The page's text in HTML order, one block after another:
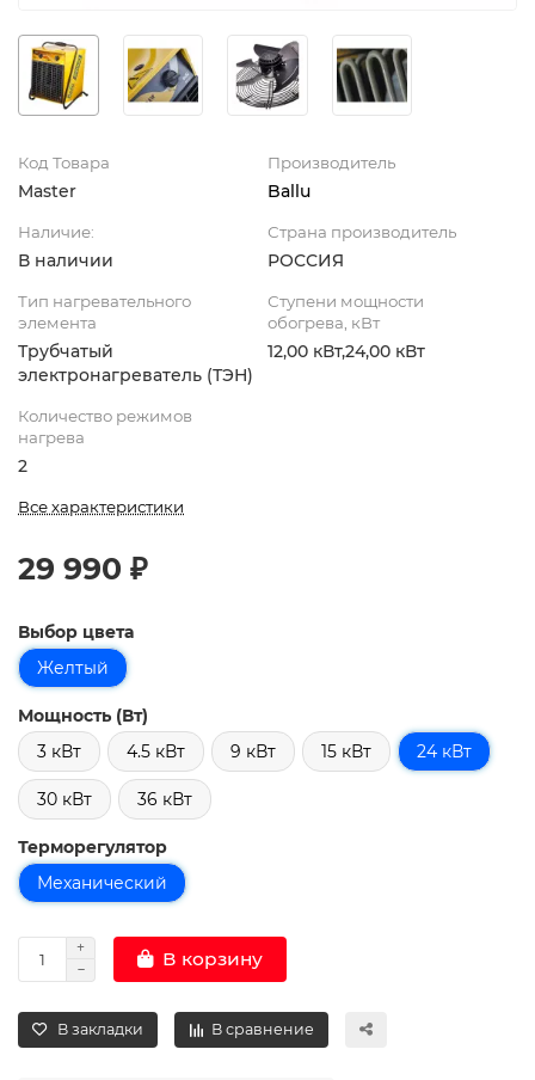
Код Товара
Master
Производитель
Ballu
Наличие:
В наличии
Страна производитель
РОССИЯ
Тип нагревательного
элемента
Трубчатый
электронагреватель (ТЭН)
Ступени мощности
обогрева, кВт
12,00 кВт,24,00 кВт
Количество режимов
нагрева
2
Все характеристики
29 990 ₽
Выбор цвета
Желтый
Мощность (Вт)
3 кВт
4.5 кВт 9 кВт 15 кВт 24 кВт
30 кВт 36 кВт
Терморегулятор
Механический
В корзину
В закладки В сравнение